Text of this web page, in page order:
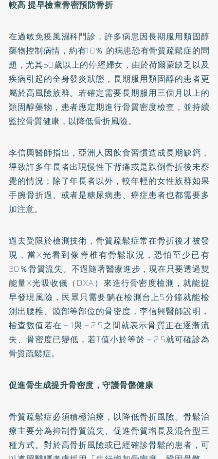
較高 提早檢查骨密預防骨折
在過敏免疫風濕科門診，許多病患因長期服用類固醇
藥物控制病情，約有10％ 的病患恐有骨質疏鬆症的問
題，尤其50歲以上的停經婦女，由於荷爾蒙缺乏以及
疾病引起的全身發炎狀態，長期服用類固醇的患者更
屬於高風險族群。若確定需要長期服用三個月以上的
類固醇藥物，患者應定期進行骨質密度檢查，並持續
監控骨質健康，以降低骨折風險。
李信興醫師指出，亞洲人因飲食習慣造成長期缺鈣，
導致許多年長者出現慢性下背痛或是跌倒骨折後未察
覺的情況；除了年長者以外，較年輕的女性族群如果
手腕骨折過、或者是糖尿病患、癌症患者也都需要多
加注意。
過去受限於檢測技術，骨質疏鬆症常在骨折後才被發
現，當X光看到像脊椎有骨鬆狀況，恐怕至少已有
30％骨質流失。不過隨著醫療進步，現在只要透過雙
能量X光吸收儀（DXA）來進行骨密度檢測，就能提
早發現風險，民眾只需要躺在檢測台上5分鐘就能檢
測出腰椎、髖部等部位的骨密度，李信興醫師說明，
檢查數值若在－1與－2.5之間就表示骨質正在逐漸流
失、骨密度已變低，若T值小於等於－2.5就可確診為
骨質疏鬆症。
促進骨生成提升骨密度，守護骨骼健康
骨質疏鬆症必須積極治療，以降低骨折風險。骨鬆治
療主要分為抑制骨質流失、促進骨質增長及混合型三
種方式。對於高骨折風險或已經確診骨鬆的患者，可